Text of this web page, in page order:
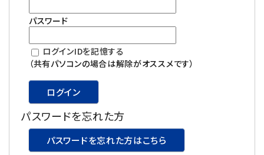
冷凍食品
スイーツ
お菓子
酒類
パスワード
ログインIDを記憶する
（共有パソコンの場合は解除がオススメです）
ログイン
パスワードを忘れた方
パスワードを忘れた方はこちら